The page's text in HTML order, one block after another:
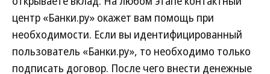
центр «Банки.ру» окажет вам помощь при
необходимости. Если вы идентифицированный
пользователь «Банки.ру», то необходимо только
подписать договор. После чего внести денежные